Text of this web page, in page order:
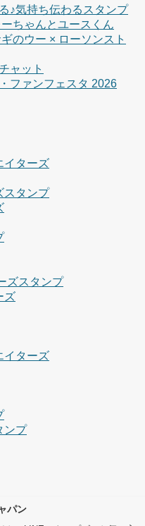
♪気持ち伝わるスタンプ
ちゃんとユースくん
のウー × ローソンスト
ャット
ファンフェスタ 2026
イターズ
スタンプ
ズスタンプ
ズ
イターズ
ンプ
パン